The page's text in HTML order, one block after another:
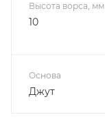
Высота ворса, мм
10
Основа
Джут